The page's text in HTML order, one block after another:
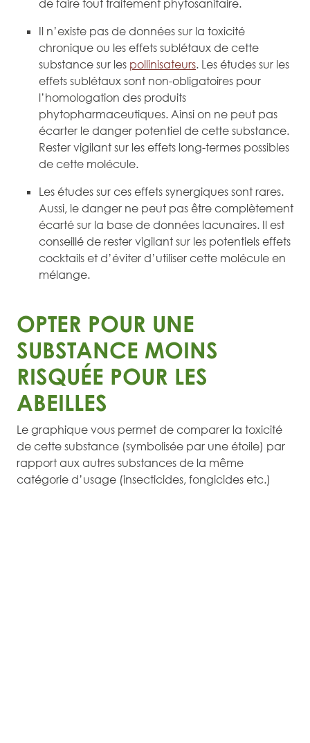
de faire tout traitement phytosanitaire.
Il n’existe pas de données sur la toxicité
chronique ou les effets sublétaux de cette
substance sur les pollinisateurs. Les études sur les
effets sublétaux sont non-obligatoires pour
l’homologation des produits
phytopharmaceutiques. Ainsi on ne peut pas
écarter le danger potentiel de cette substance.
Rester vigilant sur les effets long-termes possibles
de cette molécule.
Les études sur ces effets synergiques sont rares.
Aussi, le danger ne peut pas être complètement
écarté sur la base de données lacunaires. Il est
conseillé de rester vigilant sur les potentiels effets
cocktails et d’éviter d’utiliser cette molécule en
mélange.
OPTER POUR UNE
SUBSTANCE MOINS
RISQUÉE POUR LES
ABEILLES
Le graphique vous permet de comparer la toxicité
de cette substance (symbolisée par une étoile) par
rapport aux autres substances de la même
catégorie d’usage (insecticides, fongicides etc.)